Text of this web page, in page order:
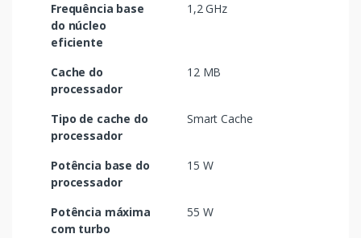
Frequência base
do núcleo
eficiente
1,2 GHz
Cache do
processador
12 MB
Tipo de cache do
processador
Smart Cache
Potência base do
processador
15 W
Potência máxima
com turbo
55 W